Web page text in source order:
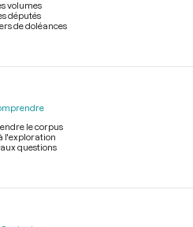
volumes
députés
de doléances
le corpus
l'exploration
questions